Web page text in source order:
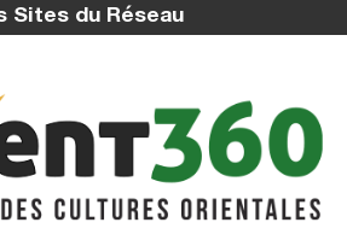
Sites du Réseau